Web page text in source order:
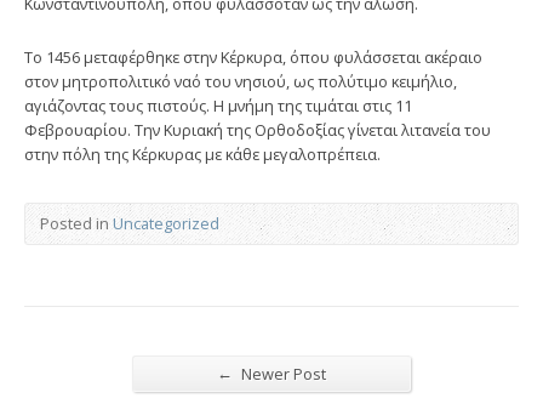
Το 1456 μεταφέρθηκε στην Κέρκυρα, όπου φυλάσσεται ακέραιο
στον μητροπολιτικό ναό του νησιού, ως πολύτιμο κειμήλιο,
αγιάζοντας τους πιστούς. Η μνήμη της τιμάται στις 11
Φεβρουαρίου. Την Κυριακή της Ορθοδοξίας γίνεται λιτανεία του
στην πόλη της Κέρκυρας με κάθε μεγαλοπρέπεια.
Posted in Uncategorized
← Newer Post